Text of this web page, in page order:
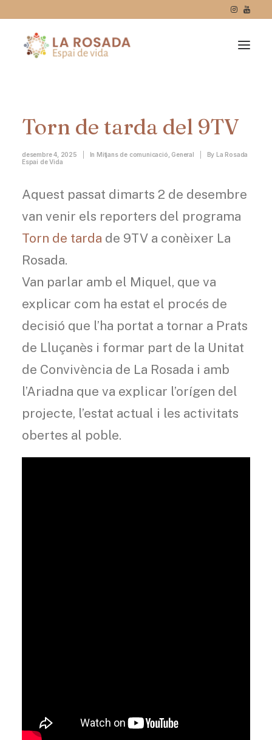
Torn de tarda del 9TV
desembre 4, 2025 In Mitjans de comunicació General By La Rosada
Espai de Vida
Aquest passat dimarts 2 de desembre
van venir els reporters del programa
Torn de tarda de 9TV a conèixer La
Rosada.
Van parlar amb el Miquel, que va
explicar com ha estat el procés de
decisió que l’ha portat a tornar a Prats
de Lluçanès i formar part de la Unitat
de Convivència de La Rosada i amb
l’Ariadna que va explicar l’orígen del
projecte, l’estat actual i les activitats
obertes al poble.